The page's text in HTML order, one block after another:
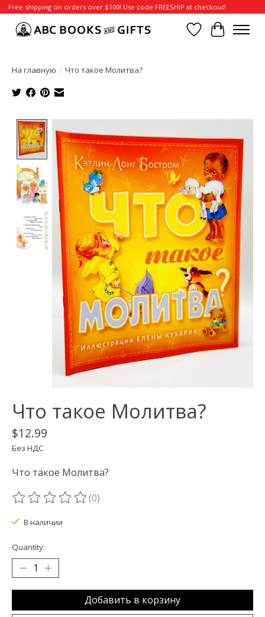
Free shipping on orders over $100! Use code FREESHIP at checkout!
Отложенные
Корзина
На главную / Что такое Молитва?
Что такое Молитва?
$12.99
Без НДС
Что такое Молитва?
The rating of this product is
(0)
В наличии
Quantity:
Добавить в корзину